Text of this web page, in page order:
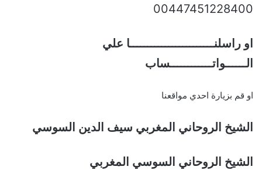
00447451228400
او راسلنــــــــــــــــــــــــا علي
الــــــواتــــــــــــساب
او قم بزيارة احدي مواقعنا
الشيخ الروحاني المغربي سيف الدين السوسي
الشيخ الروحاني السوسي المغربي